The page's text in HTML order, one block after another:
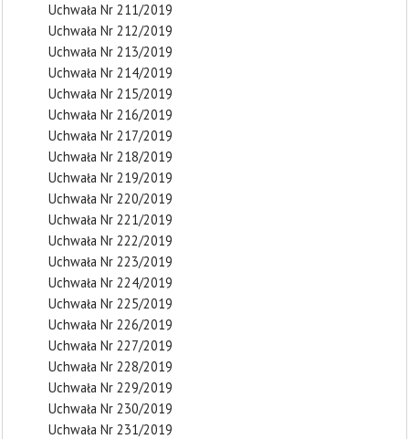
Uchwała Nr 211/2019
Uchwała Nr 212/2019
Uchwała Nr 213/2019
Uchwała Nr 214/2019
Uchwała Nr 215/2019
Uchwała Nr 216/2019
Uchwała Nr 217/2019
Uchwała Nr 218/2019
Uchwała Nr 219/2019
Uchwała Nr 220/2019
Uchwała Nr 221/2019
Uchwała Nr 222/2019
Uchwała Nr 223/2019
Uchwała Nr 224/2019
Uchwała Nr 225/2019
Uchwała Nr 226/2019
Uchwała Nr 227/2019
Uchwała Nr 228/2019
Uchwała Nr 229/2019
Uchwała Nr 230/2019
Uchwała Nr 231/2019